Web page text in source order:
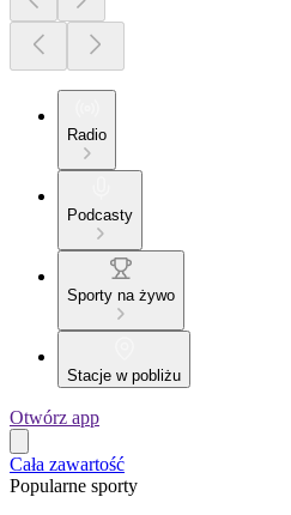
Radio
Podcasty
Sporty na żywo
Stacje w pobliżu
Otwórz app
Cała zawartość
Popularne sporty